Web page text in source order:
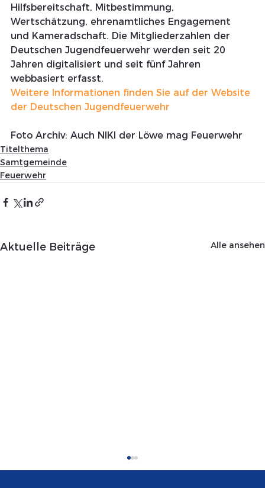
Hilfsbereitschaft, Mitbestimmung,
Wertschätzung, ehrenamtliches Engagement
und Kameradschaft. Die Mitgliederzahlen der
Deutschen Jugendfeuerwehr werden seit 20
Jahren digitalisiert und seit fünf Jahren
webbasiert erfasst.
Weitere Informationen finden Sie auf der Website
der Deutschen Jugendfeuerwehr
Foto Archiv: Auch NIKI der Löwe mag Feuerwehr
Titelthema
Samtgemeinde
Feuerwehr
Aktuelle Beiträge Alle ansehen